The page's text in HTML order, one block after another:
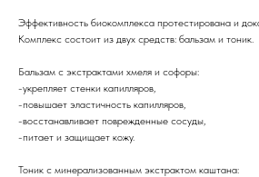
Эффективность биокомплекса протестирована и
Комплекс состоит из двух средств: бальзам и тоник.
Бальзам с экстрактами хмеля и софоры:
-укрепляет стенки капилляров,
-повышает эластичность капилляров,
-восстанавливает поврежденные сосуды,
-питает и защищает кожу.
Тоник с минерализованным экстрактом каштана: